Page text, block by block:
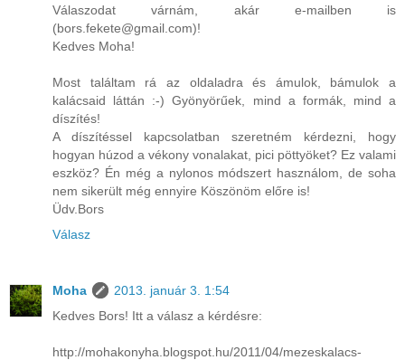
Válaszodat várnám, akár e-mailben is
(bors.fekete@gmail.com)!
Kedves Moha!
Most találtam rá az oldaladra és ámulok, bámulok a
kalácsaid láttán :-) Gyönyörűek, mind a formák, mind a
díszítés!
A díszítéssel kapcsolatban szeretném kérdezni, hogy
hogyan húzod a vékony vonalakat, pici pöttyöket? Ez valami
eszköz? Én még a nylonos módszert használom, de soha
nem sikerült még ennyire Köszönöm előre is!
Üdv.Bors
Válasz
Moha
2013. január 3. 1:54
Kedves Bors! Itt a válasz a kérdésre:
http://mohakonyha.blogspot.hu/2011/04/mezeskalacs-